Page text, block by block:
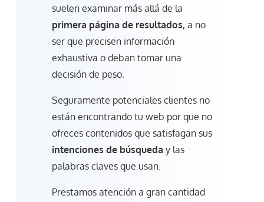
suelen examinar más allá de la
primera página de resultados, a no
ser que precisen información
exhaustiva o deban tomar una
decisión de peso.
Seguramente potenciales clientes no
están encontrando tu web por que no
ofreces contenidos que satisfagan sus
intenciones de búsqueda y las
palabras claves que usan.
Prestamos atención a gran cantidad